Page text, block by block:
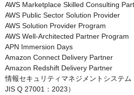
AWS Marketplace Skilled Consulting
AWS Public Sector Solution Provider
AWS Solution Provider Program
AWS Well-Architected Partner Program
APN Immersion Days
Amazon Connect Delivery Partner
Amazon Redshift Delivery Partner
情報セキュリティマネジメントシステ
JIS Q 27001：2023）